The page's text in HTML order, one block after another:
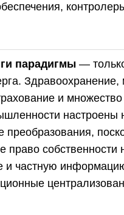
парадигмы —
Здравоохранение,
и множество
настроены
право собственности
и частную